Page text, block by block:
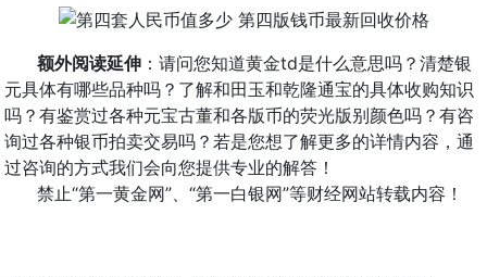
额外阅读延伸 ：请问您知道黄金td是什么意思吗？清楚银
元具体有哪些品种吗？了解和田玉和乾隆通宝的具体收购知识
吗？有鉴赏过各种元宝古董和各版币的荧光版别颜色吗？有咨
询过各种银币拍卖交易吗？若是您想了解更多的详情内容，通
过咨询的方式我们会向您提供专业的解答！
禁止“第一黄金网”、“第一白银网”等财经网站转载内容！